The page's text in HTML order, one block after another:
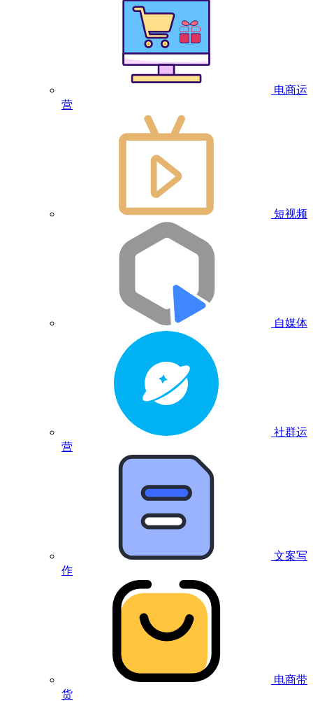
电商运
营
短视频
自媒体
社群运
营
文案写
作
电商带
货